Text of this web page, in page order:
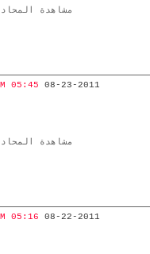
مشاهدة
08-23-2011
05:45 PM
مشاهدة
08-22-2011
05:16 PM